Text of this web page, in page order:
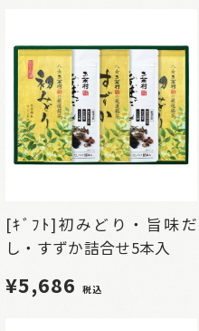
[ｷﾞﾌﾄ]初みどり・旨味だ
し・すずか詰合せ5本入
¥5,686 税込